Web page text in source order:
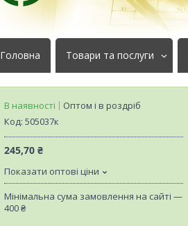
Головна Товари та послуги
В наявності
Оптом і в роздріб
Код: 505037к
245,70 ₴
Показати оптові ціни
Мінімальна сума замовлення на сайті —
400 ₴